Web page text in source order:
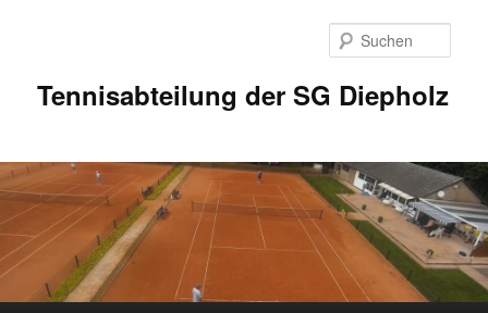
Tennisabteilung der SG Diepholz